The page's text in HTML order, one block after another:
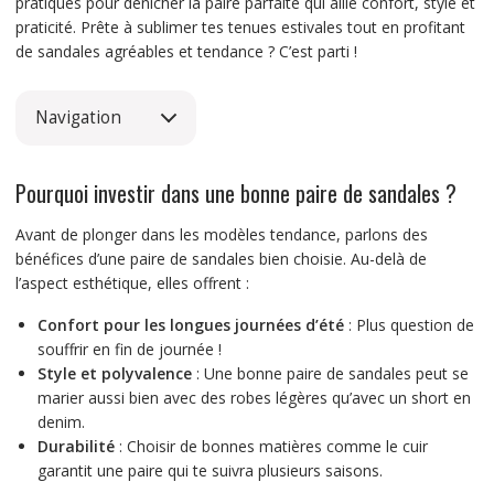
praticité. Prête à sublimer tes tenues estivales tout en profitant
de sandales agréables et tendance ? C’est parti !
Navigation
Pourquoi investir dans une bonne paire de sandales ?
Avant de plonger dans les modèles tendance, parlons des
bénéfices d’une paire de sandales bien choisie. Au-delà de
l’aspect esthétique, elles offrent :
Confort pour les longues journées d’été: Plus question de
souffrir en fin de journée !
Style et polyvalence: Une bonne paire de sandales peut se
marier aussi bien avec des robes légères qu’avec un short en
denim.
Durabilité: Choisir de bonnes matières comme le cuir
garantit une paire qui te suivra plusieurs saisons.